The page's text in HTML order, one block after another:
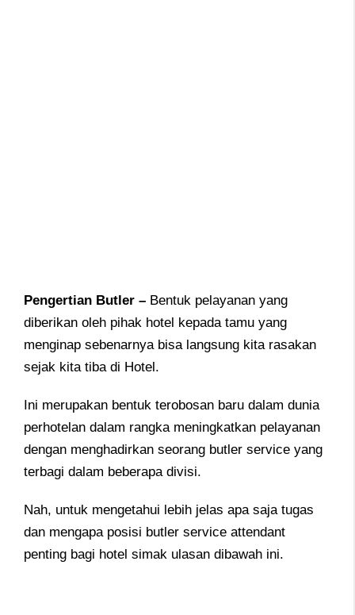
Pengertian Butler – Bentuk pelayanan yang
diberikan oleh pihak hotel kepada tamu yang
menginap sebenarnya bisa langsung kita rasakan
sejak kita tiba di Hotel.
Ini merupakan bentuk terobosan baru dalam dunia
perhotelan dalam rangka meningkatkan pelayanan
dengan menghadirkan seorang butler service yang
terbagi dalam beberapa divisi.
Nah, untuk mengetahui lebih jelas apa saja tugas
dan mengapa posisi butler service attendant
penting bagi hotel simak ulasan dibawah ini.